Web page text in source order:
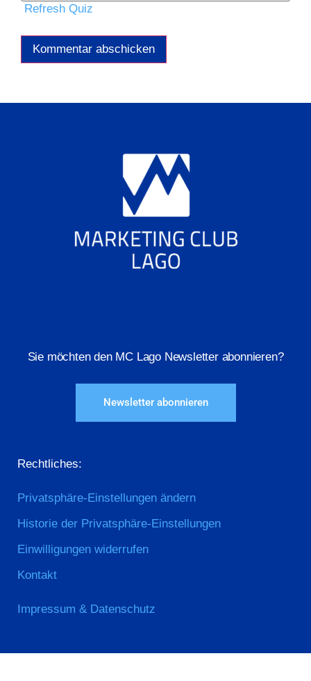
Refresh Quiz
Sie möchten den MC Lago Newsletter abonnieren?
Newsletter abonnieren
Rechtliches:
Privatsphäre-Einstellungen ändern
Historie der Privatsphäre-Einstellungen
Einwilligungen widerrufen
Kontakt
Impressum & Datenschutz